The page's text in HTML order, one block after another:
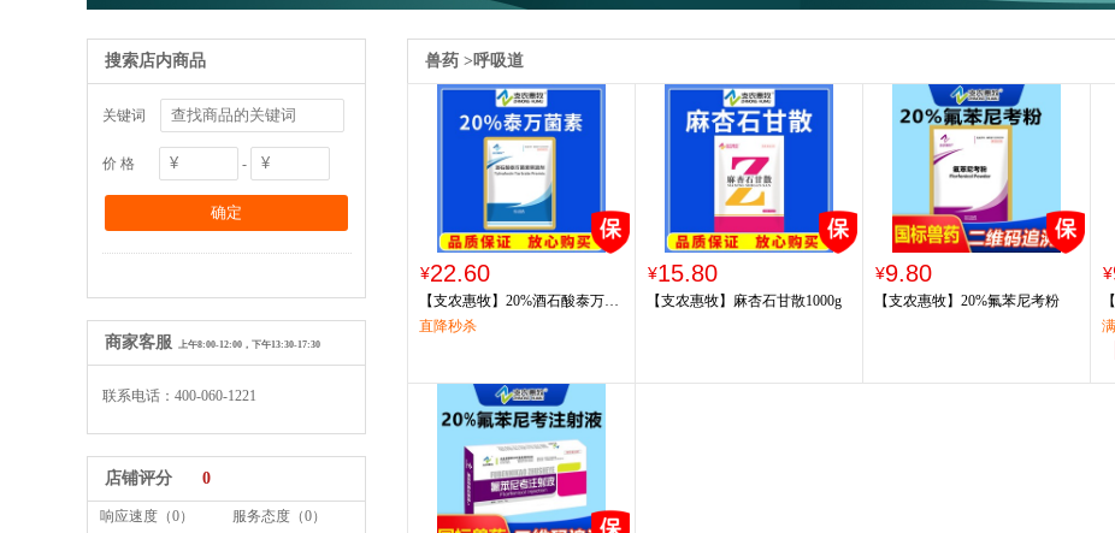
搜索店内商品
关键词
价 格 -
商家客服 上午8:00-12:00，下午13:30-17:30
联系电话：400-060-1221
店铺评分 0
响应速度（0）
服务态度（0）
兽药 >呼吸道
¥22.60
【支农惠牧】20%酒石酸泰万菌
素预混剂100g
直降秒杀
¥15.80
【支农惠牧】麻杏石甘散1000g
¥9.80
【支农惠牧】20%氟苯尼考粉
¥